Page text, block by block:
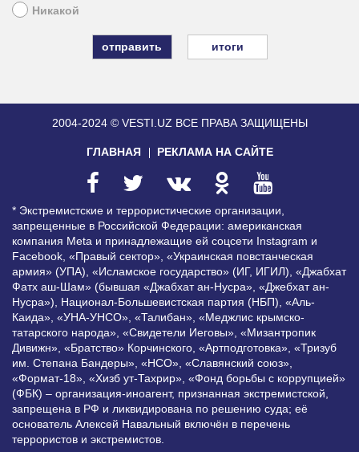
Никакой
итоги
2004-2024 © VESTI.UZ ВСЕ ПРАВА ЗАЩИЩЕНЫ
ГЛАВНАЯ РЕКЛАМА НА САЙТЕ
* Экстремистские и террористические организации,
запрещенные в Российской Федерации: американская
компания Meta и принадлежащие ей соцсети Instagram и
Facebook, «Правый сектор», «Украинская повстанческая
армия» (УПА), «Исламское государство» (ИГ, ИГИЛ), «Джабхат
Фатх аш-Шам» (бывшая «Джабхат ан-Нусра», «Джебхат ан-
Нусра»), Национал-Большевистская партия (НБП), «Аль-
Каида», «УНА-УНСО», «Талибан», «Меджлис крымско-
татарского народа», «Свидетели Иеговы», «Мизантропик
Дивижн», «Братство» Корчинского, «Артподготовка», «Тризуб
им. Степана Бандеры», «НСО», «Славянский союз»,
«Формат-18», «Хизб ут-Тахрир», «Фонд борьбы с коррупцией»
(ФБК) – организация-иноагент, признанная экстремистской,
запрещена в РФ и ликвидирована по решению суда; её
основатель Алексей Навальный включён в перечень
террористов и экстремистов.